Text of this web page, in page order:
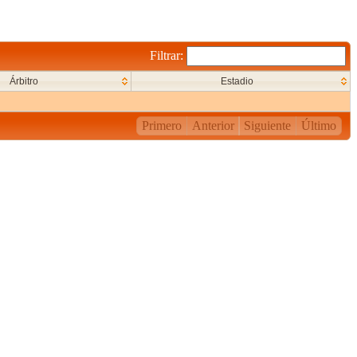
Filtrar:
Árbitro Estadio
Primero Anterior Siguiente Último